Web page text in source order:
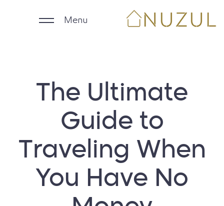
الوحدات اليومية
الوحدات الشهرية
الشركات
ملاك العقارات
English
Menu
The Ultimate
Guide to
Traveling When
You Have No